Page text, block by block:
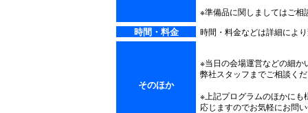
※準備品に関しましてはご相
時間・料金 時間・料金などは詳細によ
そのほか
※当日の会場運営などの細か
弊社スタッフまでご相談く
※上記プログラムのほかにも
応じますのでお気軽にお問